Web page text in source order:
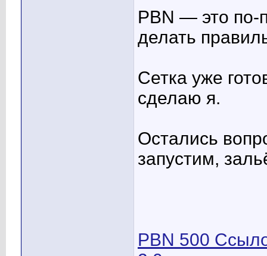
PBN — это по-
делать
Сетка уже
сделаю я.
Остались
запустим,
PBN 500